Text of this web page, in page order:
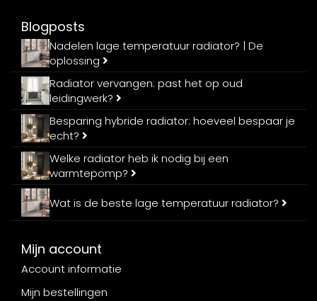
Blogposts
Nadelen lage temperatuur radiator? | De
oplossing
Radiator vervangen: past het op oud
leidingwerk?
Besparing hybride radiator: hoeveel bespaar je
echt?
Welke radiator heb ik nodig bij een
warmtepomp?
Wat is de beste lage temperatuur radiator?
Mijn account
Account informatie
Mijn bestellingen